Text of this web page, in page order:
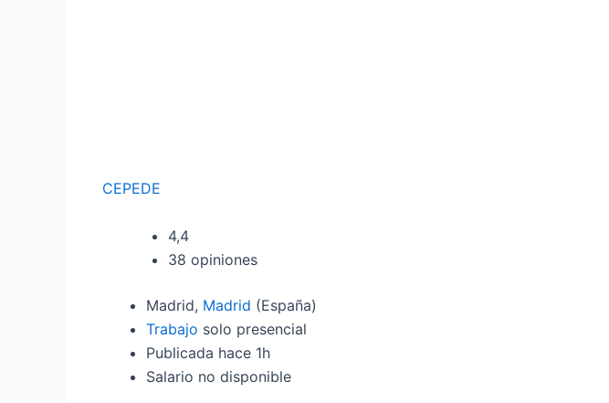
CEPEDE
4,4
38 opiniones
Madrid, Madrid (España)
Trabajo solo presencial
Publicada hace 1h
Salario no disponible